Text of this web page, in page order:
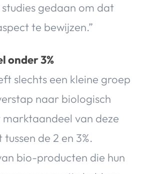
gedaan om dat
te bewijzen.”
onder 3%
slechts een kleine groep
naar biologisch
van deze
de 2 en 3%.
bio-producten die hun